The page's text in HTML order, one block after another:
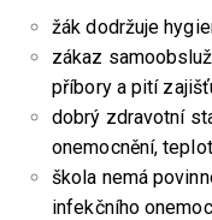
žák dodržuje
zákaz
příbory a pití
dobrý zdravotní
onemocnění,
škola nemá
infekčního